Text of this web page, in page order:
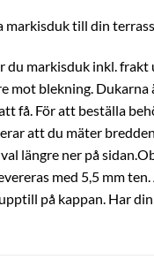
markisduk till din
du markisduk inkl.
mot blekning.
få. För att beställa
att du mäter
längre ner på
med 5,5 mm
på kappan. Har